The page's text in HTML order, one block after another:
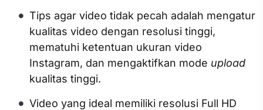
Tips agar video tidak pecah adalah mengatur
kualitas video dengan resolusi tinggi,
mematuhi ketentuan ukuran video
Instagram, dan mengaktifkan mode upload
kualitas tinggi.
Video yang ideal memiliki resolusi Full HD